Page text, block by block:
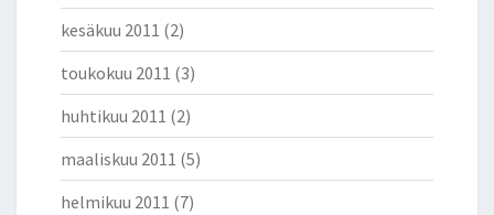
kesäkuu 2011 (2)
toukokuu 2011 (3)
huhtikuu 2011 (2)
maaliskuu 2011 (5)
helmikuu 2011 (7)